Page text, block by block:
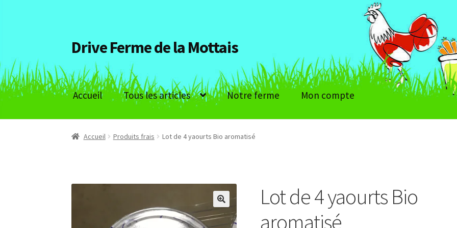
Aller
à
la
navigation
Aller
au
contenu
Drive Ferme de la Mottais
Accueil Tous les articles Notre ferme Mon compte
Accueil Produits frais Lot de 4 yaourts Bio aromatisé
Lot de 4 yaourts Bio
aromatisé